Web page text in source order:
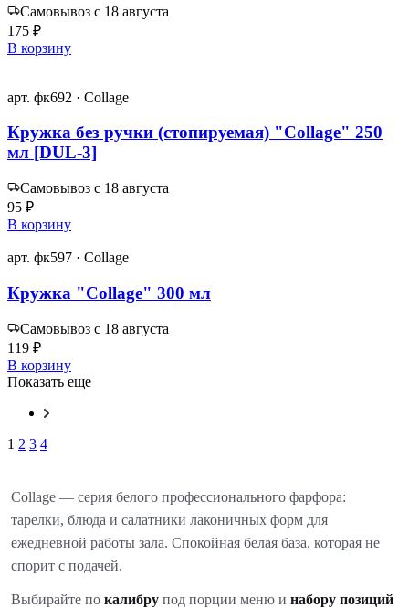
Самовывоз с 18 августа
175 ₽
В корзину
арт. фк692 · Collage
Кружка без ручки (стопируемая) "Collage" 250
мл [DUL-3]
Самовывоз с 18 августа
95 ₽
В корзину
арт. фк597 · Collage
Кружка "Collage" 300 мл
Самовывоз с 18 августа
119 ₽
В корзину
Показать еще
1 2 3 4
Collage — серия белого профессионального фарфора:
тарелки, блюда и салатники лаконичных форм для
ежедневной работы зала. Спокойная белая база, которая не
спорит с подачей.
Выбирайте по калибру под порции меню и набору позиций